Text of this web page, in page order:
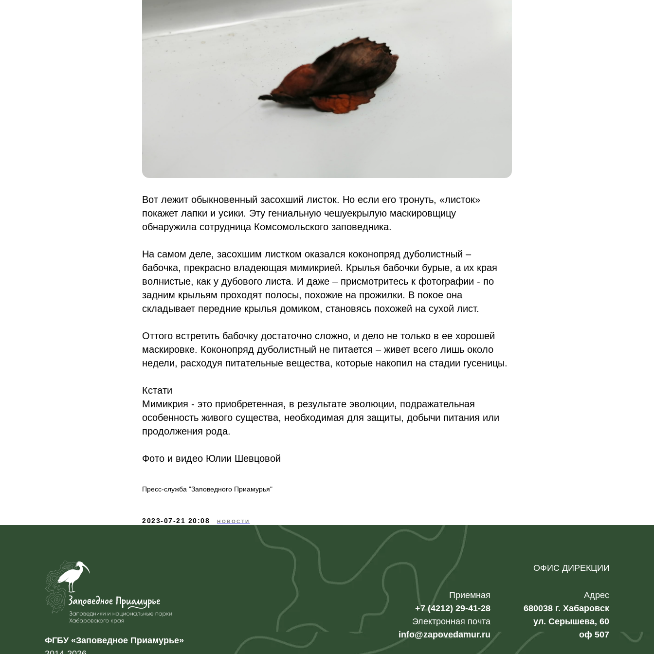
Вот лежит обыкновенный засохший листок. Но если его тронуть, «листок»
покажет лапки и усики. Эту гениальную чешуекрылую маскировщицу
обнаружила сотрудница Комсомольского заповедника.
На самом деле, засохшим листком оказался коконопряд дуболистный –
бабочка, прекрасно владеющая мимикрией. Крылья бабочки бурые, а их края
волнистые, как у дубового листа. И даже – присмотритесь к фотографии - по
задним крыльям проходят полосы, похожие на прожилки. В покое она
складывает передние крылья домиком, становясь похожей на сухой лист.
Оттого встретить бабочку достаточно сложно, и дело не только в ее хорошей
маскировке. Коконопряд дуболистный не питается – живет всего лишь около
недели, расходуя питательные вещества, которые накопил на стадии гусеницы.
Кстати
Мимикрия - это приобретенная, в результате эволюции, подражательная
особенность живого существа, необходимая для защиты, добычи питания или
продолжения рода.
Фото и видео Юлии Шевцовой
Пресс-служба "Заповедного Приамурья"
2023-07-21 20:08 НОВОСТИ
ФГБУ «Заповедное Приамурье»
Адрес
680038 г. Хабаровск
ул. Серышева, 60
оф 507
Приемная
+7 (4212) 29-41-28
Электронная почта
info@zapovedamur.ru
ОФИС ДИРЕКЦИИ